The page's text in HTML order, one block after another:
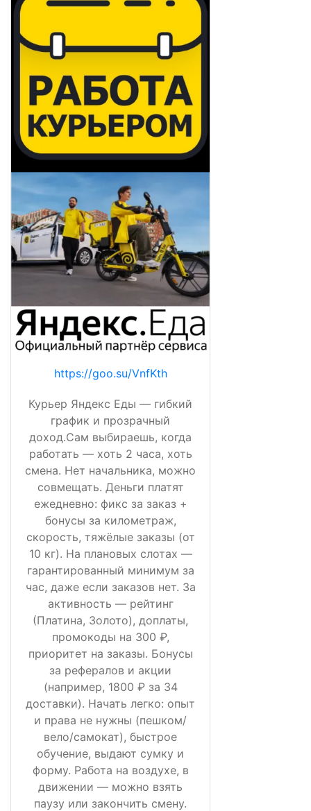
https://goo.su/VnfKth
Курьер Яндекс Еды — гибкий
график и прозрачный
доход.Сам выбираешь, когда
работать — хоть 2 часа, хоть
смена. Нет начальника, можно
совмещать. Деньги платят
ежедневно: фикс за заказ +
бонусы за километраж,
скорость, тяжёлые заказы (от
10 кг). На плановых слотах —
гарантированный минимум за
час, даже если заказов нет. За
активность — рейтинг
(Платина, Золото), доплаты,
промокоды на 300 ₽,
приоритет на заказы. Бонусы
за рефералов и акции
(например, 1800 ₽ за 34
доставки). Начать легко: опыт
и права не нужны (пешком/
вело/самокат), быстрое
обучение, выдают сумку и
форму. Работа на воздухе, в
движении — можно взять
паузу или закончить смену.